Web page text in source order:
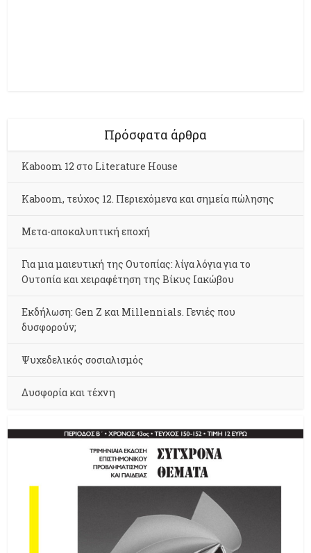
Πρόσφατα άρθρα
Kaboom 12 στο Literature House
Kaboom, τεύχος 12. Περιεχόμενα και σημεία πώλησης
Μετα-αποκαλυπτική εποχή
Για μια μαιευτική της Ουτοπίας: λίγα λόγια για το
Ουτοπία και χειραφέτηση της Βίκυς Ιακώβου
Εκδήλωση: Gen Z και Millennials. Γενιές που
δυσφορούν;
Ψυχεδελικός σοσιαλισμός
Δυσφορία και τέχνη